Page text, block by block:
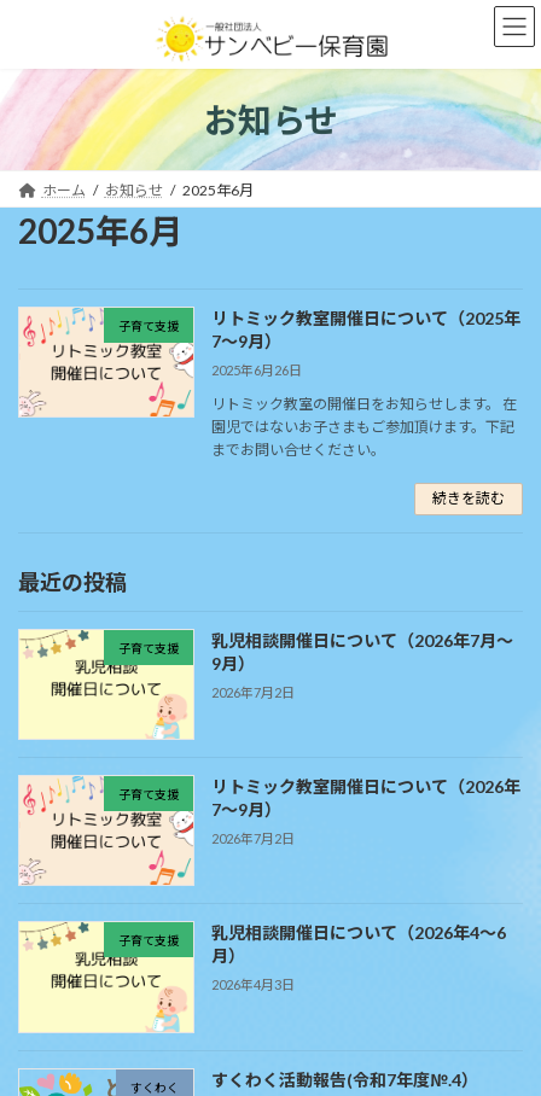
ツ
ッ
シ
移
お知らせ
ホーム お知らせ 2025年6月
2025年6月
子育て支援
リトミック教室開催日について（2025年
7～9月）
2025年6月26日
リトミック教室の開催日をお知らせします。 在
園児ではないお子さまもご参加頂けます。下記
までお問い合せください。
続きを読む
最近の投稿
子育て支援
乳児相談開催日について（2026年7月～
9月）
2026年7月2日
子育て支援
リトミック教室開催日について（2026年
7～9月）
2026年7月2日
子育て支援
乳児相談開催日について（2026年4～6
月）
2026年4月3日
すくわく すくわく活動報告(令和7年度№.4）